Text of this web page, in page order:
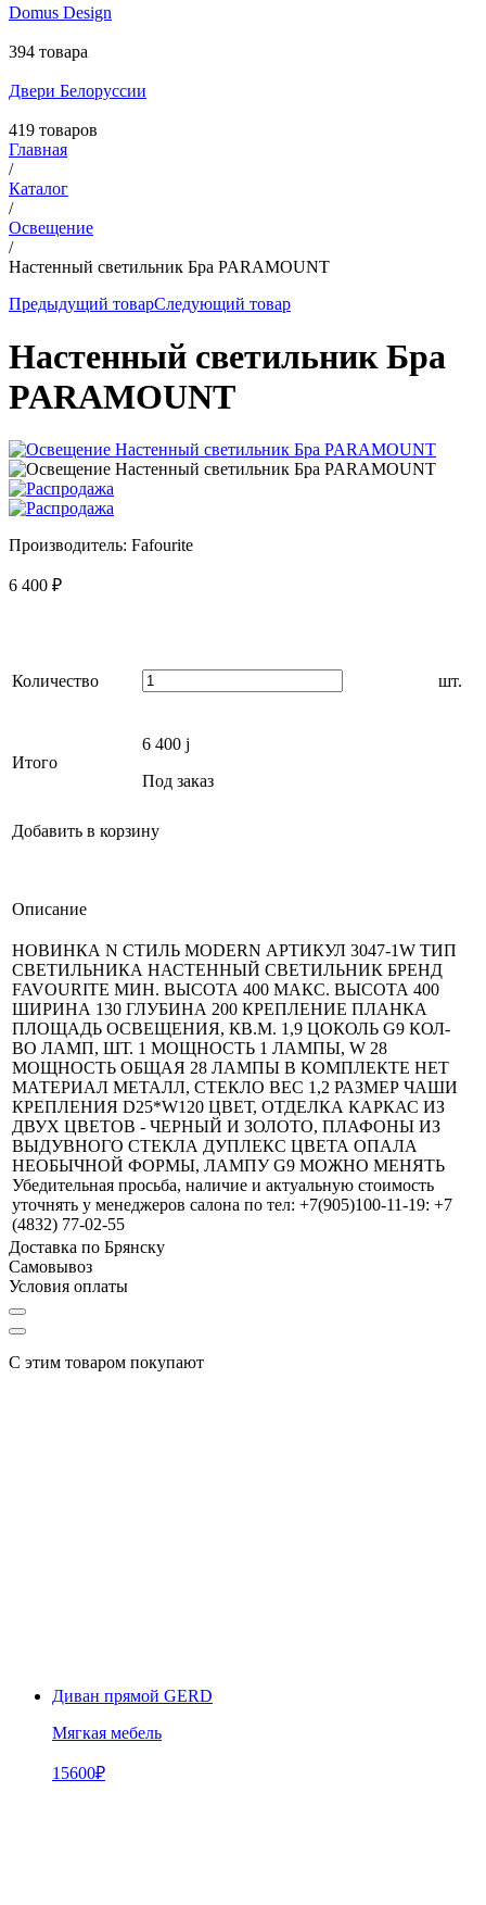
Domus Design
394 товара
Двери Белоруссии
419 товаров
Главная
/
Каталог
/
Освещение
/
Настенный светильник Бра PARAMOUNT
Предыдущий товарСледующий товар
Настенный светильник Бра
PARAMOUNT
Производитель: Fafourite
6 400 ₽
Количество шт.
Итого
6 400 j
Под заказ
Добавить в корзину
Описание
НОВИНКА N СТИЛЬ MODERN АРТИКУЛ 3047-1W ТИП
СВЕТИЛЬНИКА НАСТЕННЫЙ СВЕТИЛЬНИК БРЕНД
FAVOURITE МИН. ВЫСОТА 400 МАКС. ВЫСОТА 400
ШИРИНА 130 ГЛУБИНА 200 КРЕПЛЕНИЕ ПЛАНКА
ПЛОЩАДЬ ОСВЕЩЕНИЯ, КВ.М. 1,9 ЦОКОЛЬ G9 КОЛ-
ВО ЛАМП, ШТ. 1 МОЩНОСТЬ 1 ЛАМПЫ, W 28
МОЩНОСТЬ ОБЩАЯ 28 ЛАМПЫ В КОМПЛЕКТЕ НЕТ
МАТЕРИАЛ МЕТАЛЛ, СТЕКЛО ВЕС 1,2 РАЗМЕР ЧАШИ
КРЕПЛЕНИЯ D25*W120 ЦВЕТ, ОТДЕЛКА КАРКАС ИЗ
ДВУХ ЦВЕТОВ - ЧЕРНЫЙ И ЗОЛОТО, ПЛАФОНЫ ИЗ
ВЫДУВНОГО СТЕКЛА ДУПЛЕКС ЦВЕТА ОПАЛА
НЕОБЫЧНОЙ ФОРМЫ, ЛАМПУ G9 МОЖНО МЕНЯТЬ
Убедительная просьба, наличие и актуальную стоимость
уточнять у менеджеров салона по тел: +7(905)100-11-19: +7
(4832) 77-02-55
Доставка по Брянску
Самовывоз
Условия оплаты
С этим товаром покупают
Диван прямой GERD
Мягкая мебель
15600₽